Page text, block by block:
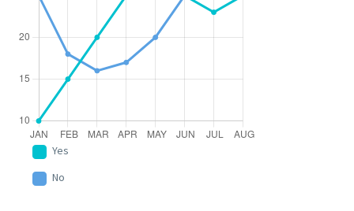
Yes
No